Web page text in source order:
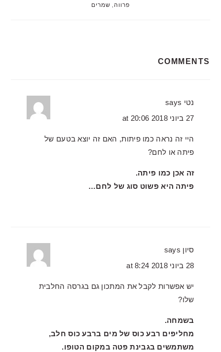
פרווה שמרים
INTERACTIONS
COMMENTS
נטי says
27 ביוני 2018 at 20:06
היי זה נראה כמו פיתות, האם זה יוצא בטעם של
פיתה או לחם?
זה אכן כמו פיתה.
פיתה היא פשוט סוג של לחם…
סיון says
28 ביוני 2018 at 8:24
יש אפשרות לקבל את המתכון גם בגרסה החלבית
שלו?
בשמחה.
מחליפים רבע כוס של מים ברבע כוס חלב,
משתמשים בגבינת פטה במקום הטופו.